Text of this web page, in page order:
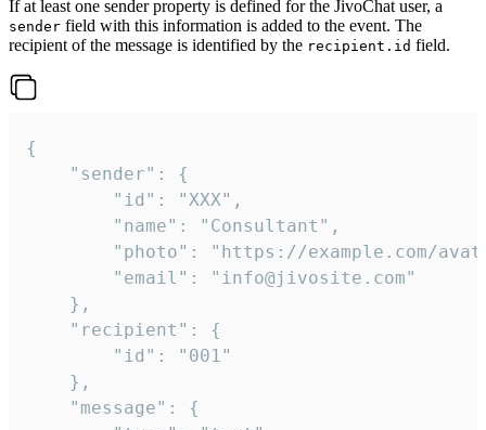
If at least one sender property is defined for the JivoChat user, a
sender field with this information is added to the event. The
recipient of the message is identified by the recipient.id field.
{